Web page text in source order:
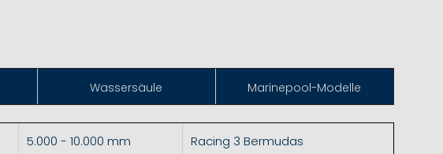
Wassersäule Marinepool-Modelle
5.000 - 10.000 mm Racing 3 Bermudas